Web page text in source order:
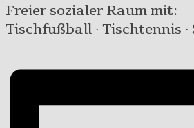
Freier sozialer Raum mit:
Tischfußball · Tischtennis